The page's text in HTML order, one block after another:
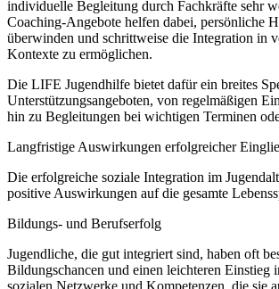
individuelle Begleitung durch Fachkräfte sehr
Coaching-Angebote helfen dabei, persönliche
überwinden und schrittweise die Integration in
Kontexte zu ermöglichen.
Die LIFE Jugendhilfe bietet dafür ein breites
Unterstützungsangeboten, von regelmäßigen
hin zu Begleitungen bei wichtigen Terminen
Langfristige Auswirkungen erfolgreicher
Die erfolgreiche soziale Integration im
positive Auswirkungen auf die gesamte
Bildungs- und Berufserfolg
Jugendliche, die gut integriert sind, haben oft
Bildungschancen und einen leichteren Einstieg
sozialen Netzwerke und Kompetenzen, die sie